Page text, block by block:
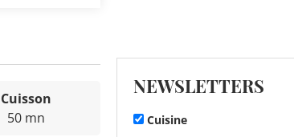
Cuisson
50 mn
NEWSLETTERS
Cuisine